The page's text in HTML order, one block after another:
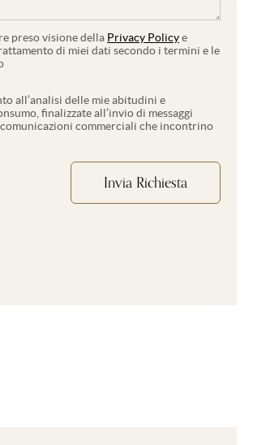
preso visione della Privacy Policye
di miei dati secondo i termini e le
all’analisi delle mie abitudini e
finalizzate all’invio di messaggi
commerciali che incontrino